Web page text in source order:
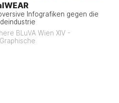
Infografiken gegen die
BLuVA Wien XIV -